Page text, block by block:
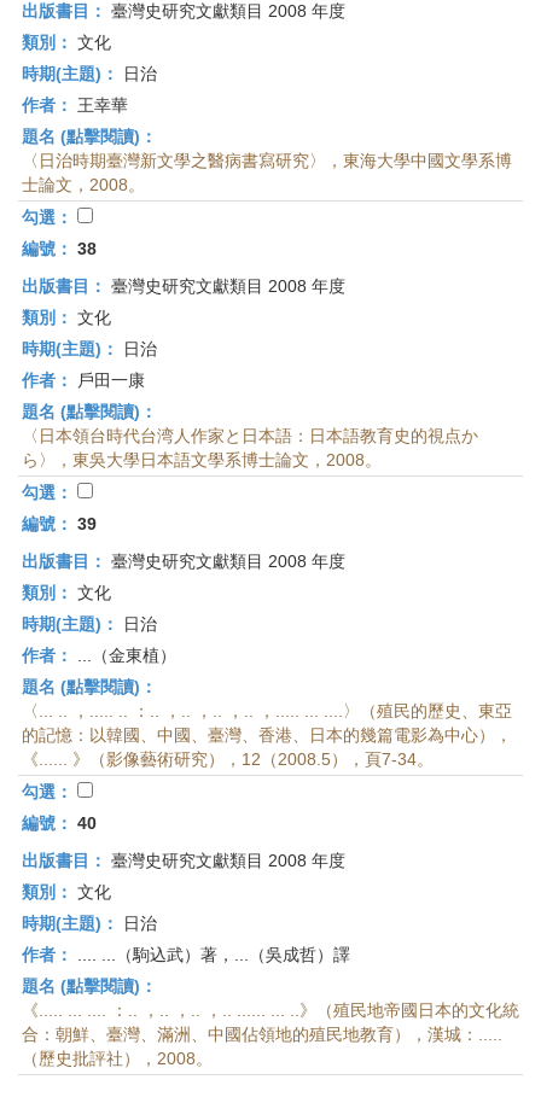
出版書目： 臺灣史研究文獻類目 2008 年度
類別： 文化
時期(主題)：
日治
作者：
王幸華
題名 (點擊閱讀)：
〈日治時期臺灣新文學之醫病書寫研究〉，東海大學中國文學系博
士論文，2008。
勾選：
編號： 38
出版書目： 臺灣史研究文獻類目 2008 年度
類別： 文化
時期(主題)：
日治
作者：
戶田一康
題名 (點擊閱讀)：
〈日本領台時代台湾人作家と日本語：日本語教育史的視点か
ら〉，東吳大學日本語文學系博士論文，2008。
勾選：
編號： 39
出版書目： 臺灣史研究文獻類目 2008 年度
類別： 文化
時期(主題)：
日治
作者：
...（金東植）
題名 (點擊閱讀)：
〈... .. ，..... .. ：.. ，.. ，.. ，.. ，..... ... ....〉（殖民的歷史、東亞
的記憶：以韓國、中國、臺灣、香港、日本的幾篇電影為中心），
《...... 》（影像藝術研究），12（2008.5），頁7-34。
勾選：
編號： 40
出版書目： 臺灣史研究文獻類目 2008 年度
類別： 文化
時期(主題)：
日治
作者：
.... ...（駒込武）著，...（吳成哲）譯
題名 (點擊閱讀)：
《..... ... .... ：.. ，.. ，.. ，.. ...... ... ..》（殖民地帝國日本的文化統
合：朝鮮、臺灣、滿洲、中國佔領地的殖民地教育），漢城：.....
（歷史批評社），2008。